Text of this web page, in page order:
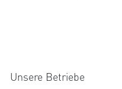
Unsere Betriebe